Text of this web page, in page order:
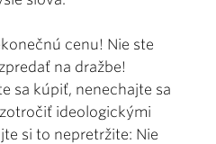
cenu! Nie ste
na dražbe!
sa kúpiť, nenechajte sa
ideologickými
si to nepretržite: Nie